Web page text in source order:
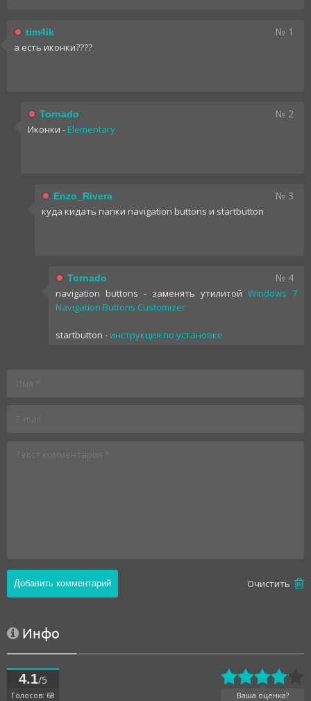
tim4ik № 1
а есть иконки????
Tornado № 2
Иконки - Elementary
Enzo_Rivera № 3
куда кидать папки navigation buttons и startbutton
Tornado № 4
navigation buttons - заменять утилитой Windows 7
Navigation Buttons Customizer
startbutton - инструкция по установке
Oчистить
Инфо
4.1/5
Голосов: 68 Ваша оценка?